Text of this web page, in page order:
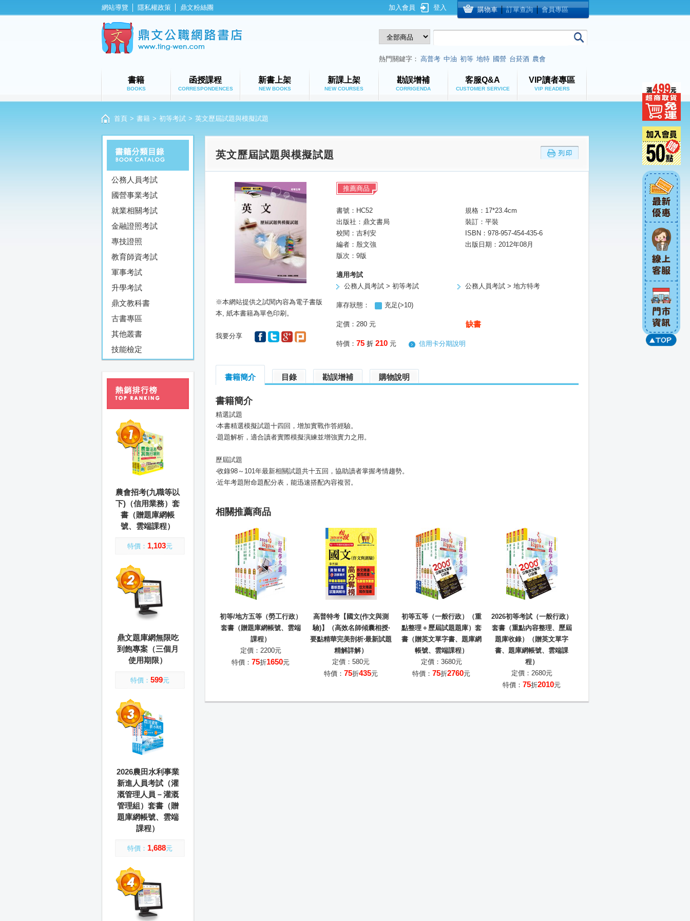
網站導覽 隱私權政策 鼎文粉絲團 購物車 │訂單查詢 │會員專區
登入
加入會員
鼎文公職網路書店
熱門關鍵字： 高普考 中油 初等 地特 國營 台菸酒 農會
書籍
BOOKS
函授課程
CORRESPONDENCES
新書上架
NEW BOOKS
新課上架
NEW COURSES
勘誤增補
CORRIGENDA
客服Q&A
CUSTOMER SERVICE
VIP讀者專區
VIP READERS
首頁 > 書籍 > 初等考試 > 英文歷屆試題與模擬試題
公務人員考試
國營事業考試
就業相關考試
金融證照考試
專技證照
教育師資考試
軍事考試
升學考試
鼎文教科書
古書專區
其他叢書
技能檢定
農會招考(九職等以
下)（信用業務）套
書（贈題庫網帳
號、雲端課程）
特價： 1,103元
鼎文題庫網無限吃
到飽專案（三個月
使用期限）
特價： 599元
2026農田水利事業
新進人員考試（灌
溉管理人員－灌溉
管理組）套書（贈
題庫網帳號、雲端
課程）
特價： 1,688元
英文歷屆試題與模擬試題
※本網站提供之試閱內容為電子書版
本, 紙本書籍為單色印刷。
我要分享
推薦商品
書號：HC52
出版社：鼎文書局
校閱： 吉利安
編者： 殷文強
版次：9版
規格：17*23.4cm
裝訂：平裝
ISBN：978-957-454-435-6
出版日期：2012年08月
適用考試
公務人員考試 > 初等考試
公務人員考試 > 地方特考
庫存狀態： 充足(>10)
定價：280 元
特價： 75 折 210元 信用卡分期說明
缺書
書籍簡介 目錄 勘誤增補 購物說明
書籍簡介
精選試題
‧本書精選模擬試題十四回，增加實戰作答經驗。
‧題題解析，適合讀者實際模擬演練並增強實力之用。
歷屆試題
‧收錄98～101年最新相關試題共十五回，協助讀者掌握考情趨勢。
‧近年考題附命題配分表，能迅速搭配內容複習。
相關推薦商品
初等/地方五等（勞工行政）
套書（贈題庫網帳號、雲端
課程）
定價：2200元
特價： 75折1650元
高普特考【國文(作文與測
驗)】（高效名師傾囊相授‧
要點精華完美剖析‧最新試題
精解詳解）
定價：580元
特價： 75折435元
初等五等（一般行政）（重
點整理＋歷屆試題題庫）套
書（贈英文單字書、題庫網
帳號、雲端課程）
定價：3680元
特價： 75折2760元
2026初等考試（一般行政）
套書（重點內容整理、歷屆
題庫收錄）（贈英文單字
書、題庫網帳號、雲端課
程）
定價：2680元
特價： 75折2010元